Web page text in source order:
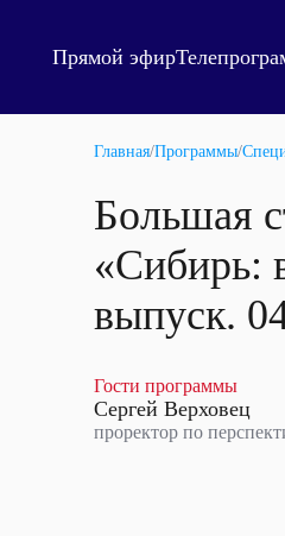
Прямой эфир
Главная/Программы/
Большая
«Сибирь:
выпуск.
Гости программы
Сергей Верховец
проректор по